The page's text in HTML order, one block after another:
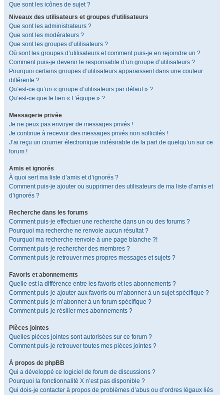
Que sont les icônes de sujet ?
Niveaux des utilisateurs et groupes d’utilisateurs
Que sont les administrateurs ?
Que sont les modérateurs ?
Que sont les groupes d’utilisateurs ?
Où sont les groupes d’utilisateurs et comment puis-je en rejoindre un ?
Comment puis-je devenir le responsable d’un groupe d’utilisateurs ?
Pourquoi certains groupes d’utilisateurs apparaissent dans une couleur
différente ?
Qu’est-ce qu’un « groupe d’utilisateurs par défaut » ?
Qu’est-ce que le lien « L’équipe » ?
Messagerie privée
Je ne peux pas envoyer de messages privés !
Je continue à recevoir des messages privés non sollicités !
J’ai reçu un courrier électronique indésirable de la part de quelqu’un sur ce
forum !
Amis et ignorés
À quoi sert ma liste d’amis et d’ignorés ?
Comment puis-je ajouter ou supprimer des utilisateurs de ma liste d’amis et
d’ignorés ?
Recherche dans les forums
Comment puis-je effectuer une recherche dans un ou des forums ?
Pourquoi ma recherche ne renvoie aucun résultat ?
Pourquoi ma recherche renvoie à une page blanche ?!
Comment puis-je rechercher des membres ?
Comment puis-je retrouver mes propres messages et sujets ?
Favoris et abonnements
Quelle est la différence entre les favoris et les abonnements ?
Comment puis-je ajouter aux favoris ou m’abonner à un sujet spécifique ?
Comment puis-je m’abonner à un forum spécifique ?
Comment puis-je résilier mes abonnements ?
Pièces jointes
Quelles pièces jointes sont autorisées sur ce forum ?
Comment puis-je retrouver toutes mes pièces jointes ?
À propos de phpBB
Qui a développé ce logiciel de forum de discussions ?
Pourquoi la fonctionnalité X n’est pas disponible ?
Qui dois-je contacter à propos de problèmes d’abus ou d’ordres légaux liés